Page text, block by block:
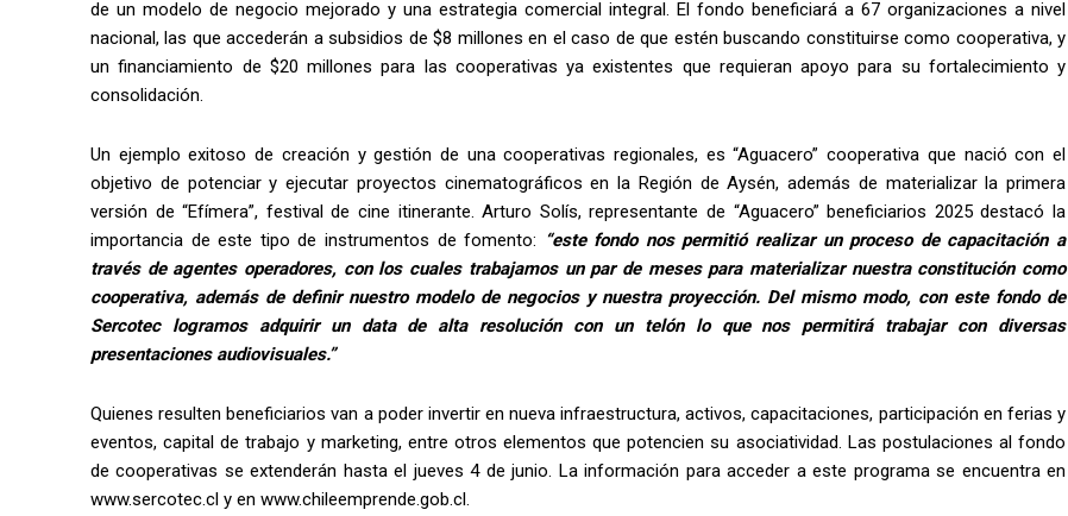
de un modelo de negocio mejorado y una estrategia comercial integral. El fondo beneficiará a 67 organizaciones a nivel
nacional, las que accederán a subsidios de $8 millones en el caso de que estén buscando constituirse como cooperativa, y
un financiamiento de $20 millones para las cooperativas ya existentes que requieran apoyo para su fortalecimiento y
consolidación.
Un ejemplo exitoso de creación y gestión de una cooperativas regionales, es “Aguacero” cooperativa que nació con el
objetivo de potenciar y ejecutar proyectos cinematográficos en la Región de Aysén, además de materializar la primera
versión de “Efímera”, festival de cine itinerante. Arturo Solís, representante de “Aguacero” beneficiarios 2025 destacó la
importancia de este tipo de instrumentos de fomento:
“este fondo nos permitió realizar un proceso de capacitación a
través de agentes operadores, con los cuales trabajamos un par de meses para materializar nuestra constitución como
cooperativa, además de definir nuestro modelo de negocios y nuestra proyección. Del mismo modo, con este fondo de
Sercotec logramos adquirir un data de alta resolución con un telón lo que nos permitirá trabajar con diversas
presentaciones audiovisuales.”
Quienes resulten beneficiarios van a poder invertir en nueva infraestructura, activos, capacitaciones, participación en ferias y
eventos, capital de trabajo y marketing, entre otros elementos que potencien su asociatividad. Las postulaciones al fondo
de cooperativas se extenderán hasta el jueves 4 de junio. La información para acceder a este programa se encuentra en
www.sercotec.cl y en www.chileemprende.gob.cl.